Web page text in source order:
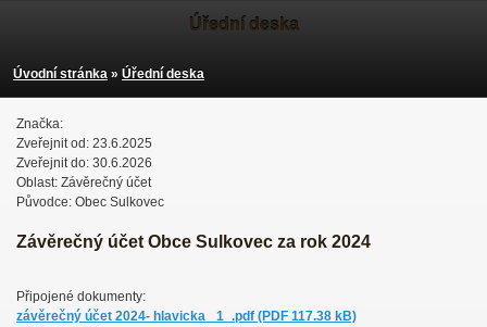
Úřední deska
Úvodní stránka » Úřední deska
Značka:
Zveřejnit od: 23.6.2025
Zveřejnit do: 30.6.2026
Oblast: Závěrečný účet
Původce: Obec Sulkovec
Závěrečný účet Obce Sulkovec za rok 2024
Připojené dokumenty:
závěrečný účet 2024- hlavicka _1_.pdf (PDF 117.38 kB)